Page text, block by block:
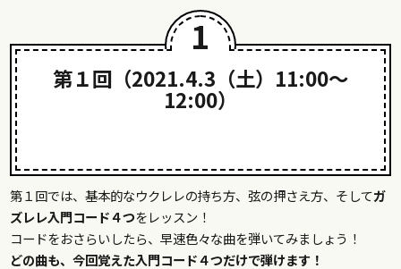
1
第１回（2021.4.3（土）11:00〜
12:00）
第１回では、基本的なウクレレの持ち方、弦の押さえ方、そしてガ
ズレレ入門コード４つをレッスン！
コードをおさらいしたら、早速色々な曲を弾いてみましょう！
どの曲も、今回覚えた入門コード４つだけで弾けます！